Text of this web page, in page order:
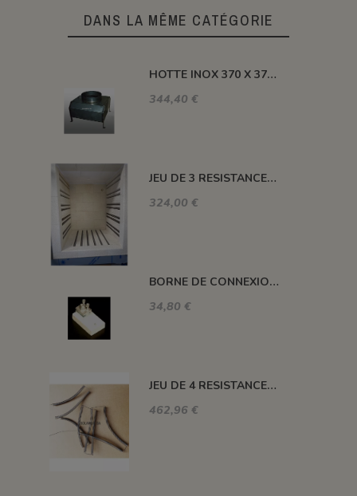
DANS LA MÊME CATÉGORIE
HOTTE INOX 370 X 370 X H 410 MM
344,40 €
JEU DE 3 RESISTANCES 1300°C HELIOS 110 L
324,00 €
BORNE DE CONNEXION POUR FOUR H, ALFA, DELTA, HC ET SM
34,80 €
JEU DE 4 RESISTANCES FOUR 1320°C PLUTON-3S 76 L
462,96 €